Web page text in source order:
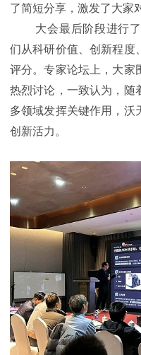
了简短分享，激发了大家
大会最后阶段进行
们从科研价值、创新程度
评分。专家论坛上，大家
热烈讨论，一致认为，随
多领域发挥关键作用，沃
创新活力。